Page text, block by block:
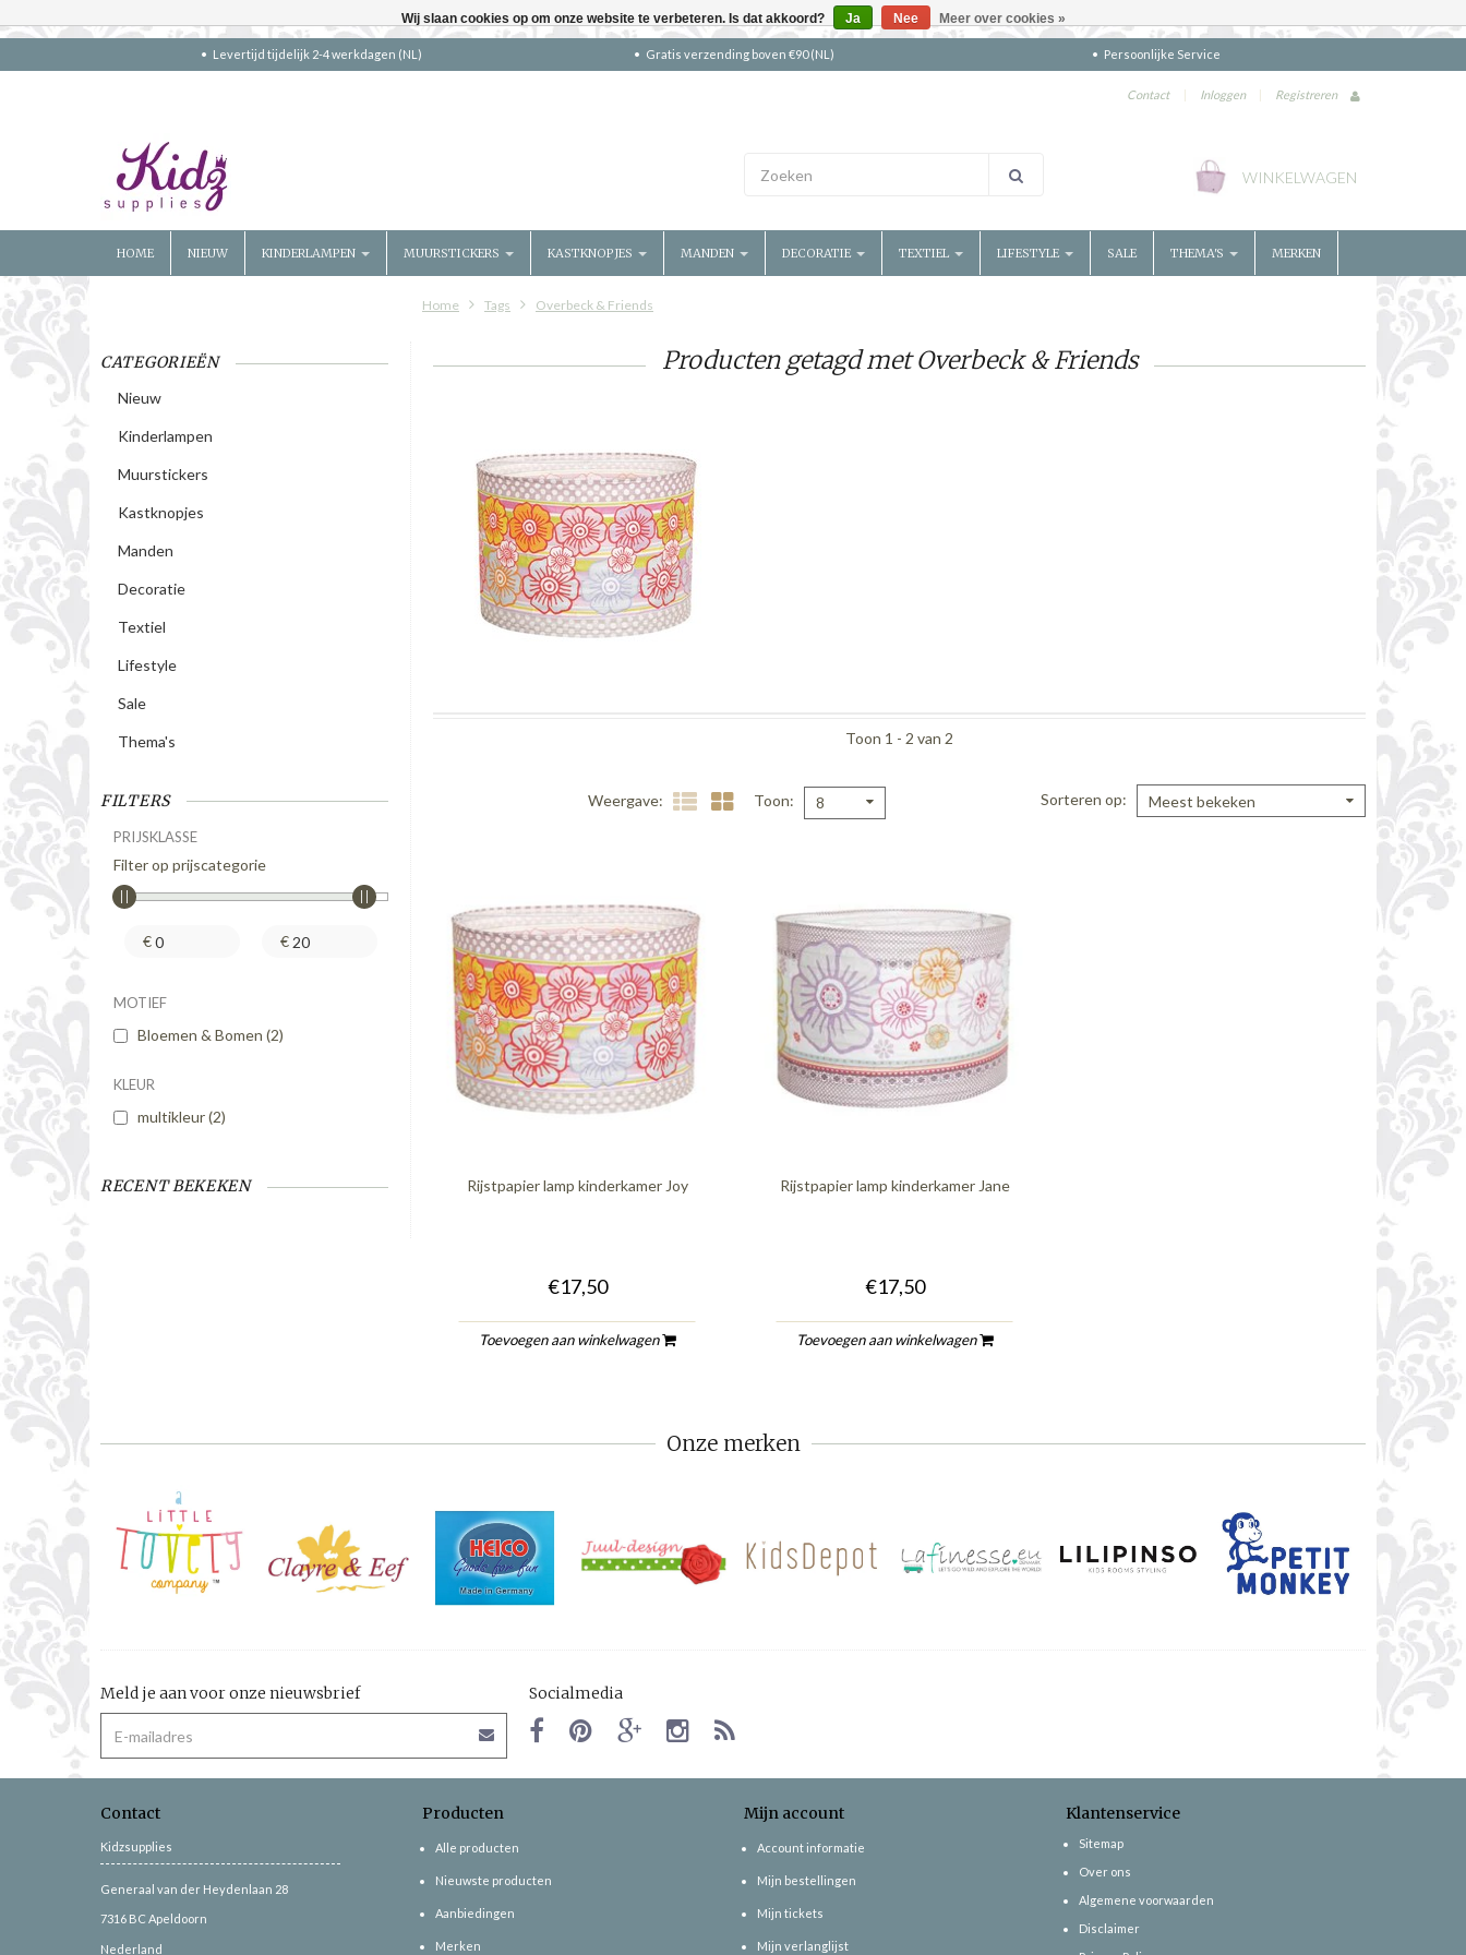
Levertijd tijdelijk 2-4 werkdagen (NL) Gratis verzending boven €90 (NL) Persoonlijke Service
Contact | Inloggen | Registreren
WINKELWAGEN
HOME NIEUW KINDERLAMPEN MUURSTICKERS KASTKNOPJES MANDEN DECORATIE TEXTIEL LIFESTYLE SALE THEMA'S MERKEN
Home Tags Overbeck & Friends
CATEGORIEËN
Nieuw
Kinderlampen
Muurstickers
Kastknopjes
Manden
Decoratie
Textiel
Lifestyle
Sale
Thema's
FILTERS
PRIJSKLASSE
Filter op prijscategorie
€ €
MOTIEF
Bloemen & Bomen (2)
KLEUR
multikleur(2)
RECENT BEKEKEN
Producten getagd met Overbeck & Friends
Toon 1 - 2 van 2
Weergave Toon 8 Sorteren op Meest bekeken
Rijstpapier lamp kinderkamer Joy
€17,50
Toevoegen aan winkelwagen
Rijstpapier lamp kinderkamer Jane
€17,50
Toevoegen aan winkelwagen
Onze merken
Meld je aan voor onze nieuwsbrief Socialmedia
Contact
Kidzsupplies
Generaal van der Heydenlaan 28
7316 BC Apeldoorn
Nederland
Producten
Alle producten
Nieuwste producten
Aanbiedingen
Merken
Mijn account
Account informatie
Mijn bestellingen
Mijn tickets
Mijn verlanglijst
Klantenservice
Sitemap
Over ons
Algemene voorwaarden
Disclaimer
Wij slaan cookies op om onze website te verbeteren. Is dat akkoord? Ja Nee Meer over cookies »